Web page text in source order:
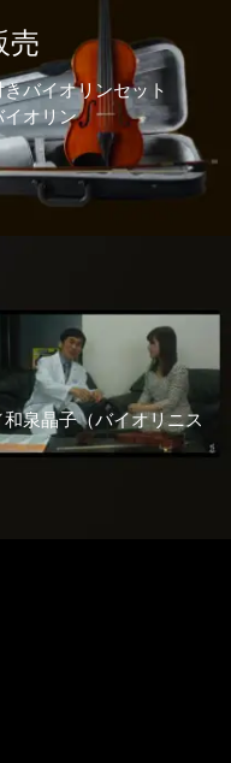
売
バイオリンセット
イオリン
泉晶子（バイオリニス